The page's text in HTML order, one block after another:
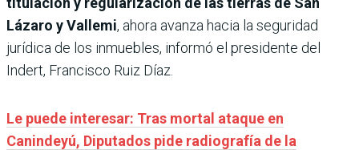
Lázaro y Vallemi, ahora avanza hacia la seguridad
jurídica de los inmuebles, informó el presidente del
Indert, Francisco Ruiz Díaz.
Le puede interesar: Tras mortal ataque en
Canindeyú, Diputados pide radiografía de la